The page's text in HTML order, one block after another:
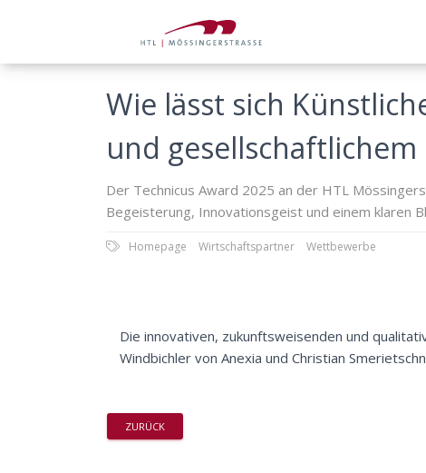
Wie lässt sich
und
Der Technicus Award 2025 an der HTL
Begeisterung, Innovationsgeist und einem klaren
Homepage Wirtschaftspartner Wettbewerbe
Die innovativen, zukunftsweisenden und
Windbichler von Anexia und Christian
ZURÜCK